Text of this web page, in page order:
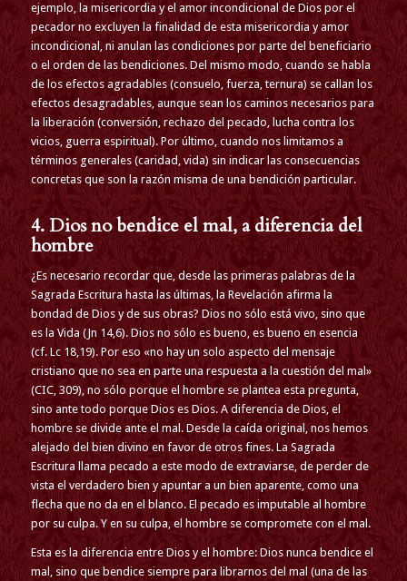
ejemplo, la misericordia y el amor incondicional de Dios por el
pecador no excluyen la finalidad de esta misericordia y amor
incondicional, ni anulan las condiciones por parte del beneficiario
o el orden de las bendiciones. Del mismo modo, cuando se habla
de los efectos agradables (consuelo, fuerza, ternura) se callan los
efectos desagradables, aunque sean los caminos necesarios para
la liberación (conversión, rechazo del pecado, lucha contra los
vicios, guerra espiritual). Por último, cuando nos limitamos a
términos generales (caridad, vida) sin indicar las consecuencias
concretas que son la razón misma de una bendición particular.
4. Dios no bendice el mal, a diferencia del
hombre
¿Es necesario recordar que, desde las primeras palabras de la
Sagrada Escritura hasta las últimas, la Revelación afirma la
bondad de Dios y de sus obras? Dios no sólo está vivo, sino que
es la Vida (Jn 14,6). Dios no sólo es bueno, es bueno en esencia
(cf. Lc 18,19). Por eso «no hay un solo aspecto del mensaje
cristiano que no sea en parte una respuesta a la cuestión del mal»
(CIC, 309), no sólo porque el hombre se plantea esta pregunta,
sino ante todo porque Dios es Dios. A diferencia de Dios, el
hombre se divide ante el mal. Desde la caída original, nos hemos
alejado del bien divino en favor de otros fines. La Sagrada
Escritura llama pecado a este modo de extraviarse, de perder de
vista el verdadero bien y apuntar a un bien aparente, como una
flecha que no da en el blanco. El pecado es imputable al hombre
por su culpa. Y en su culpa, el hombre se compromete con el mal.
Esta es la diferencia entre Dios y el hombre: Dios nunca bendice el
mal, sino que bendice siempre para librarnos del mal (una de las